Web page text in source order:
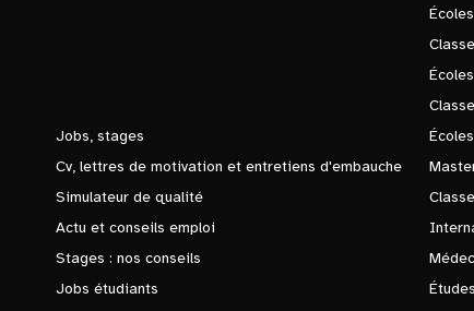
Jobs, stages
Cv, lettres de motivation et entretiens d'embauche
Simulateur de qualité
Actu et conseils emploi
Stages : nos conseils
Jobs étudiants